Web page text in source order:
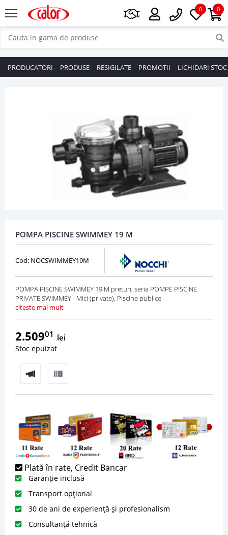
0
0
PRODUCATORI PRODUSE RESIGILATE PROMOTII LICHIDARI STOC
POMPA PISCINE SWIMMEY 19 M
Cod: NOCSWIMMEY19M
POMPA PISCINE SWIMMEY 19 M preturi, seria POMPE PISCINE
PRIVATE SWIMMEY - Mici (private), Piscine publice
citeste mai mult
2.50901 lei
Stoc epuizat
Plată în rate, Credit Bancar
Garanție inclusă
Transport opțional
30 de ani de experiență și profesionalism
Consultanță tehnică